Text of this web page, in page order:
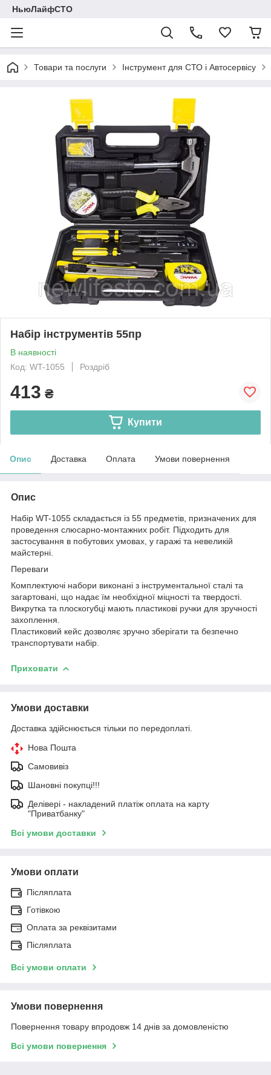
НьюЛайфСТО
Товари та послуги Інструмент для СТО і Автосервісу
Набір інструментів 55пр
В наявності
Код: WT-1055
Роздріб
413 ₴
Купити
Опис Доставка Оплата Умови повернення
Опис
Набір WT-1055 складається із 55 предметів, призначених для
проведення слюсарно-монтажних робіт. Підходить для
застосування в побутових умовах, у гаражі та невеликій
майстерні.
Переваги
Комплектуючі набори виконані з інструментальної сталі та
загартовані, що надає їм необхідної міцності та твердості.
Викрутка та плоскогубці мають пластикові ручки для зручності
захоплення.
Пластиковий кейс дозволяє зручно зберігати та безпечно
транспортувати набір.
Приховати
Умови доставки
Доставка здійснюється тільки по передоплаті.
Нова Пошта
Самовивіз
Шановні покупці!!!
Делівері - накладений платіж оплата на карту
"Приватбанку"
Всі умови доставки
Умови оплати
Післяплата
Готівкою
Оплата за реквізитами
Післяплата
Всі умови оплати
Умови повернення
Повернення товару впродовж 14 днів за домовленістю
Всі умови повернення